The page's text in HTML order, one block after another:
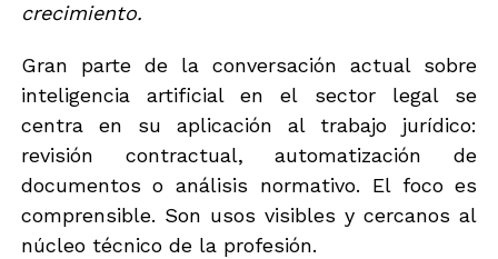
crecimiento.
Gran parte de la conversación actual sobre
inteligencia artificial en el sector legal se
centra en su aplicación al trabajo jurídico:
revisión contractual, automatización de
documentos o análisis normativo. El foco es
comprensible. Son usos visibles y cercanos al
núcleo técnico de la profesión.